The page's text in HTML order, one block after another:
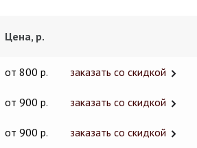
Цена, р.
от 800 р. заказать со скидкой
от 900 р. заказать со скидкой
от 900 р. заказать со скидкой